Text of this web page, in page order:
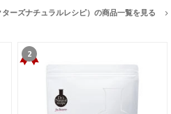
ズナチュラルレシピ）の商品一覧を見る
2